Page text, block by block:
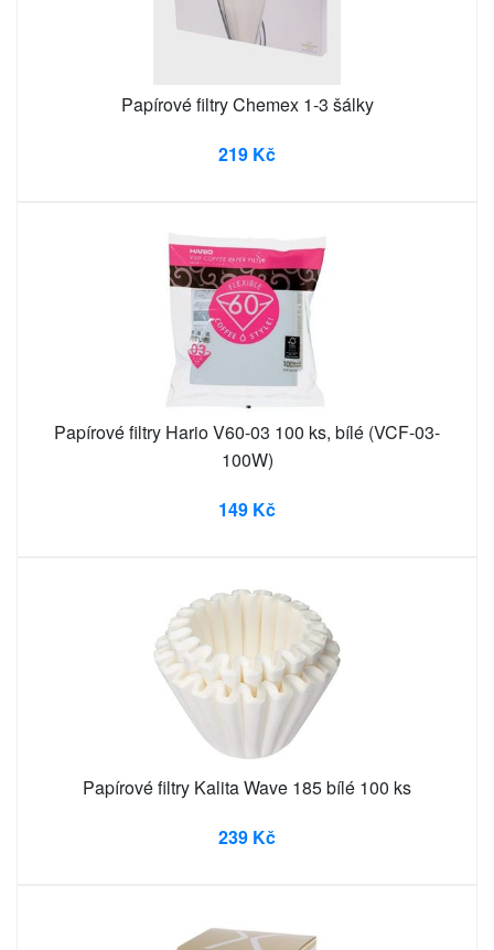
Papírové filtry Chemex 1-3 šálky
219 Kč
Papírové filtry Hario V60-03 100 ks, bílé (VCF-03-
100W)
149 Kč
Papírové filtry Kalita Wave 185 bílé 100 ks
239 Kč